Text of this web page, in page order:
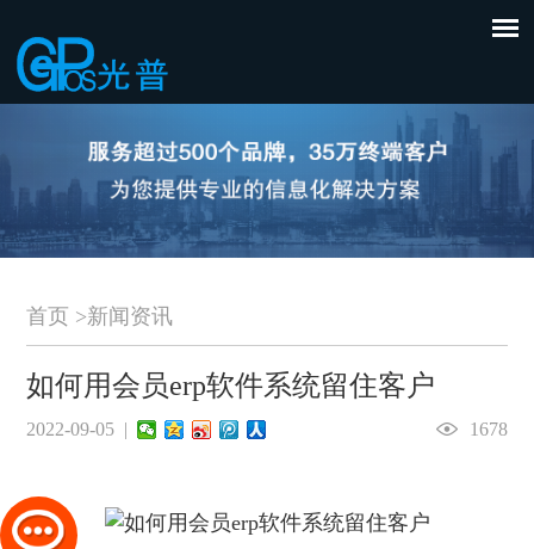
首页 >新闻资讯
如何用会员erp软件系统留住客户
2022-09-05 | 1678